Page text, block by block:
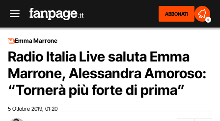
ABBONATI
2
Emma Marrone
Radio Italia Live saluta Emma
Marrone, Alessandra Amoroso:
“Tornerà più forte di prima”
5 Ottobre 2019 01:20